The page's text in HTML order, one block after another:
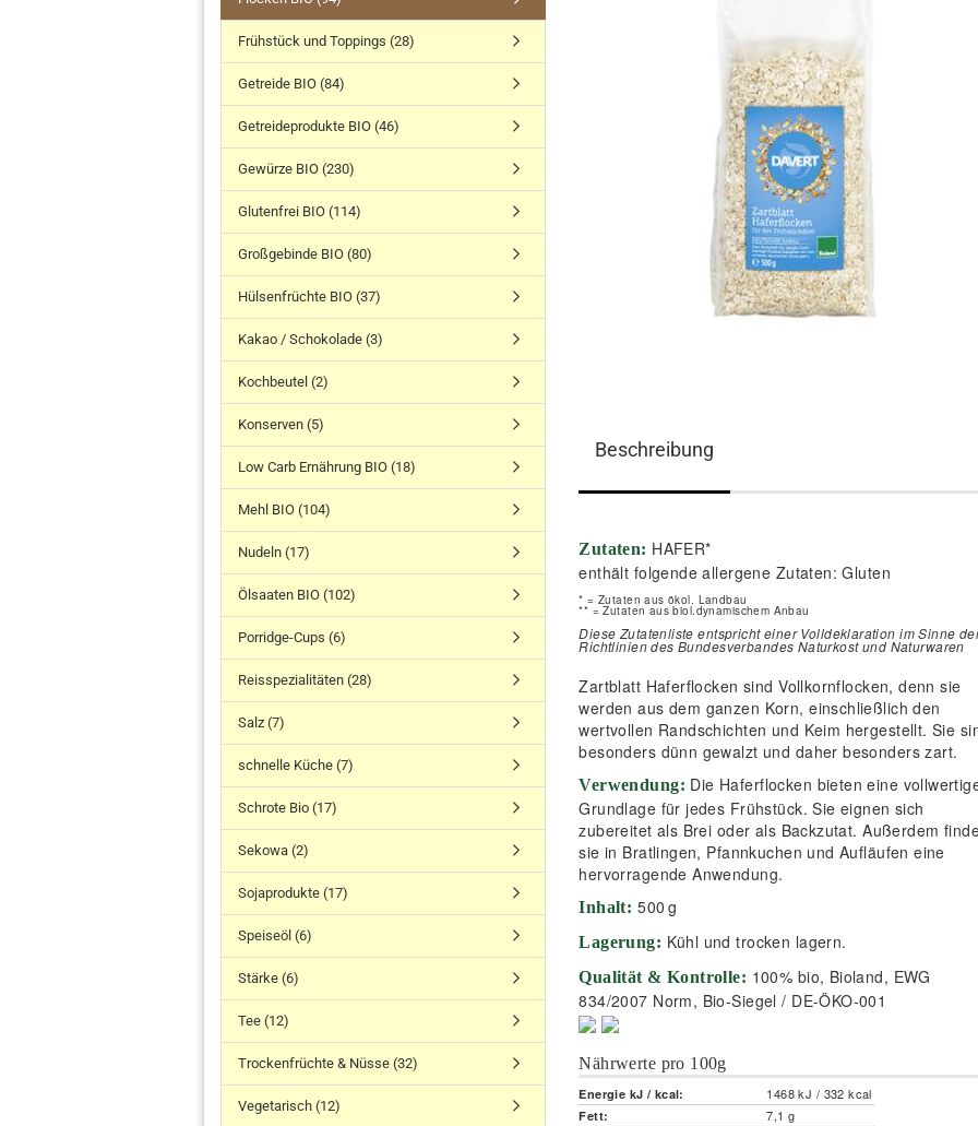
Beschreibung
Zutaten: HAFER*
enthält folgende allergene Zutaten: Gluten
* = Zutaten aus ökol. Landbau
** = Zutaten aus biol.dynamischem Anbau
Diese Zutatenliste entspricht einer Volldeklaration im Sinne
Richtlinien des Bundesverbandes Naturkost und Naturwaren
Zartblatt Haferflocken sind Vollkornflocken, denn sie
werden aus dem ganzen Korn, einschließlich den
wertvollen Randschichten und Keim hergestellt. Sie
besonders dünn gewalzt und daher besonders zart.
Verwendung: Die Haferflocken bieten eine
Grundlage für jedes Frühstück. Sie eignen sich
zubereitet als Brei oder als Backzutat. Außerdem
sie in Bratlingen, Pfannkuchen und Aufläufen eine
hervorragende Anwendung.
Inhalt: 500 g
Lagerung: Kühl und trocken lagern.
Qualität & Kontrolle: 100% bio, Bioland, EWG
834/2007 Norm, Bio-Siegel / DE-ÖKO-001
Nährwerte pro 100g
Energie kJ / kcal: 1468 kJ / 332 kcal
Fett: 7,1 g
Frühstück und Toppings (28)
Getreide BIO (84)
Getreideprodukte BIO (46)
Gewürze BIO (230)
Glutenfrei BIO (114)
Großgebinde BIO (80)
Hülsenfrüchte BIO (37)
Kakao / Schokolade (3)
Kochbeutel (2)
Konserven (5)
Low Carb Ernährung BIO (18)
Mehl BIO (104)
Nudeln (17)
Ölsaaten BIO (102)
Porridge-Cups (6)
Reisspezialitäten (28)
Salz (7)
schnelle Küche (7)
Schrote Bio (17)
Sekowa (2)
Sojaprodukte (17)
Speiseöl (6)
Stärke (6)
Tee (12)
Trockenfrüchte & Nüsse (32)
Vegetarisch (12)